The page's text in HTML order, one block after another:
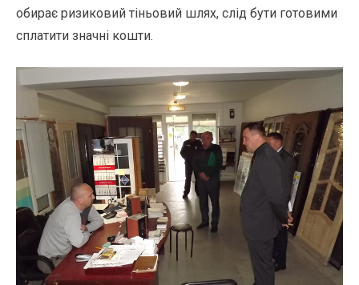
обирає ризиковий тіньовий шлях, слід бути готовими
сплатити значні кошти.